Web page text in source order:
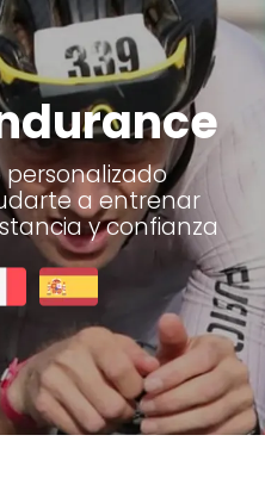
a entrenar
y confianza